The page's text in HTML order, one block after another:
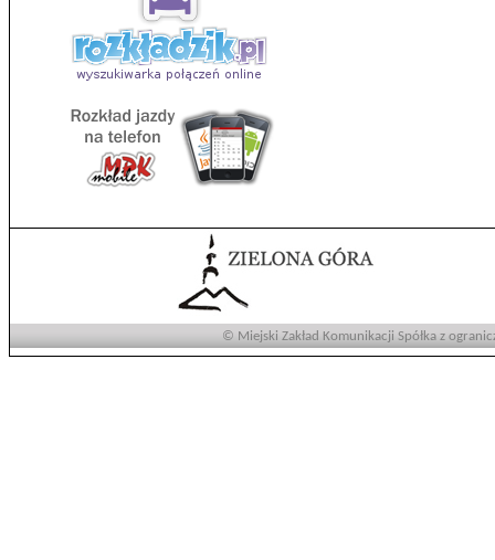
© Miejski Zakład Komunikacji Spółka z